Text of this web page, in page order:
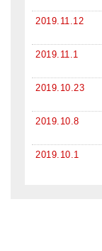
2019.11.12
2019.11.1
2019.10.23
2019.10.8
2019.10.1